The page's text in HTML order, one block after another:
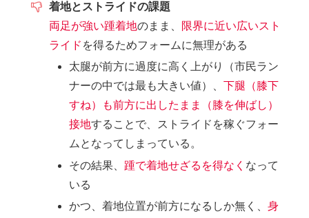
着地とストライドの課題
両足が強い踵着地のまま、
限界に近い広いスト
ライド を得るためフォームに無理がある
太腿が前方に過度に高く上がり（市民ラン
ナーの中では最も大きい値）、 下腿（膝下
すね）も前方に出したまま（膝を伸ばし）
接地することで、ストライドを稼ぐフォー
ムとなってしまっている。
その結果、 踵で着地せざるを得なく なって
いる
かつ、着地位置が前方になるしか無く、 身